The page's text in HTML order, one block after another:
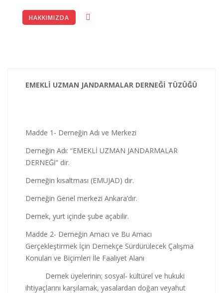
KAPSAYAN TEKLİF J.GN.KLIĞI TARAFINDAN İÇİŞLERİ BAKANLIĞINA
GÖNDRİLMİŞ OLUP; JNET SAYFASINDA PERSONEL
Şehit Mehmet DEMİRBAŞ 11.07.2026
HAKKIMIZDA
EMEKLİ UZMAN JANDARMALAR DERNEĞİ TÜZÜĞÜ
Madde 1- Derneğin Adı ve Merkezi
Derneğin Adı: “EMEKLİ UZMAN JANDARMALAR
DERNEĞİ” dir.
Derneğin kısaltması (EMUJAD) dır.
Derneğin Genel merkezi Ankara’dır.
Dernek, yurt içinde şube açabilir.
Madde 2- Derneğin Amacı ve Bu Amacı
Gerçekleştirmek İçin Dernekçe Sürdürülecek Çalışma
Konuları ve Biçimleri İle Faaliyet Alanı
Dernek üyelerinin; sosyal- kültürel ve hukuki
ihtiyaçlarını karşılamak, yasalardan doğan veyahut